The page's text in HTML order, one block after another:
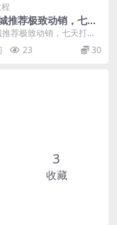
推荐极致动销，七天
推荐流量，抖音小店
、不发视频、不囤货
荐极致动销，七天打爆
流量，抖音小店不用直
频、不囤货 ...
23 30
3
收藏